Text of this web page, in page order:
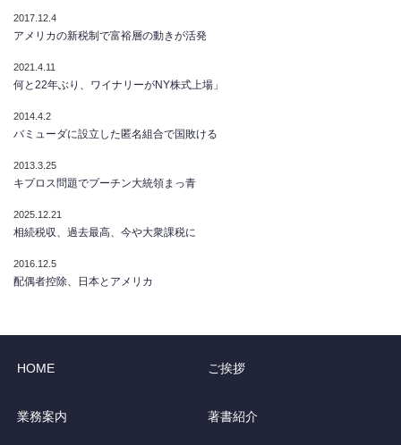
2017.12.4
アメリカの新税制で富裕層の動きが活発
2021.4.11
何と22年ぶり、ワイナリーがNY株式上場」
2014.4.2
バミューダに設立した匿名組合で国敗ける
2013.3.25
キプロス問題でプーチン大統領まっ青
2025.12.21
相続税収、過去最高、今や大衆課税に
2016.12.5
配偶者控除、日本とアメリカ
HOME ご挨拶
業務案内 著書紹介